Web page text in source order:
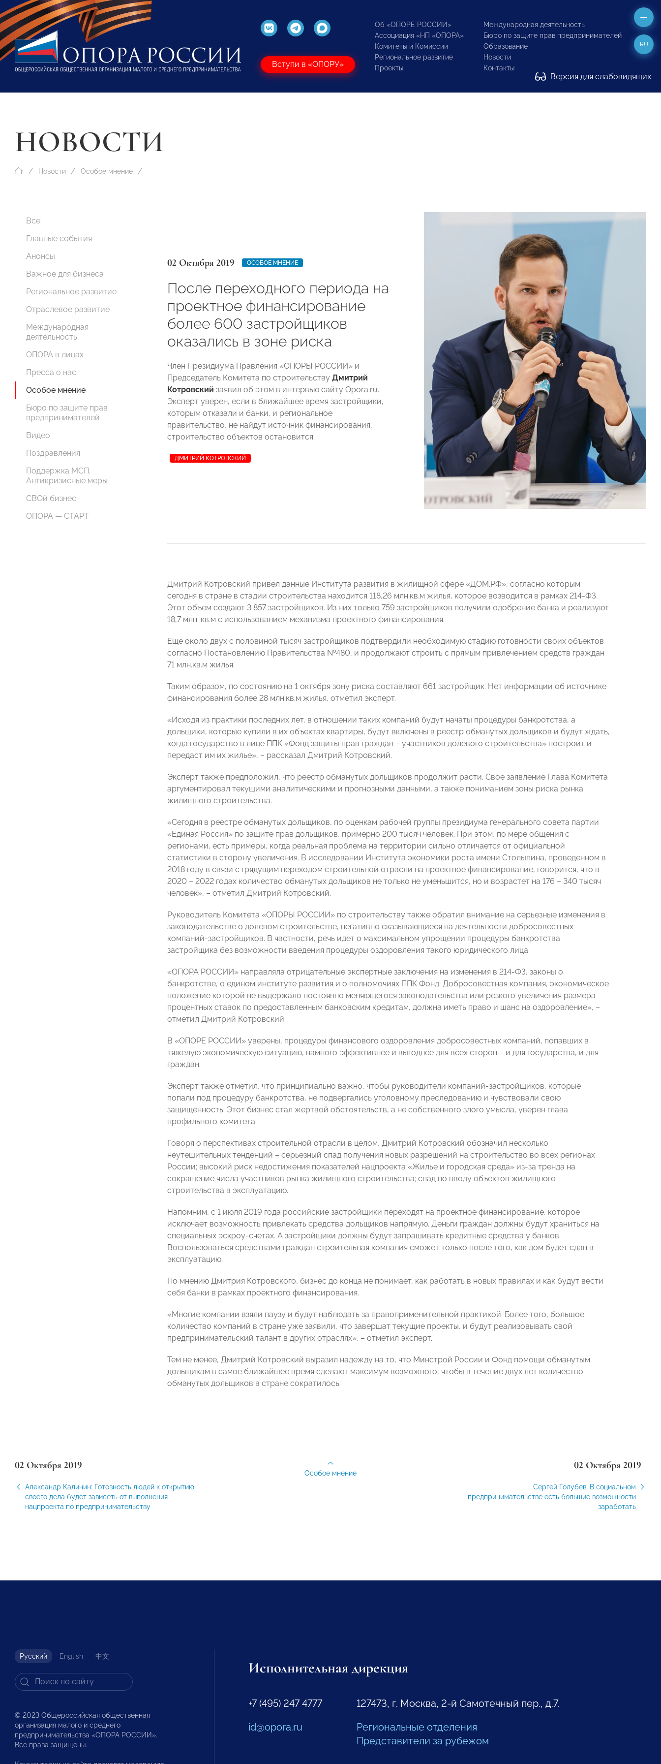
Вступи в «ОПОРУ»
Об «ОПОРЕ РОССИИ»
Ассоциация «НП «ОПОРА»
Комитеты и Комиссии
Региональное развитие
Проекты
Международная деятельность
Бюро по защите прав предпринимателей
Образование
Новости
Контакты
Версия для слабовидящих
RU
НОВОСТИ
Новости Особое мнение
Все
Главные события
Анонсы
Важное для бизнеса
Региональное развитие
Отраслевое развитие
Международная
деятельность
ОПОРА в лицах
Пресса о нас
Особое мнение
Бюро по защите прав
предпринимателей
Видео
Поздравления
Поддержка МСП.
Антикризисные меры
СВОй бизнес
ОПОРА — СТАРТ
02 Октября 2019 ОСОБОЕ МНЕНИЕ
После переходного периода на
проектное финансирование
более 600 застройщиков
оказались в зоне риска
Член Президиума Правления «ОПОРЫ РОССИИ» и
Председатель Комитета по строительству Дмитрий
Котровский заявил об этом в интервью сайту Opora.ru.
Эксперт уверен, если в ближайшее время застройщики,
которым отказали и банки, и региональное
правительство, не найдут источник финансирования,
строительство объектов остановится.
ДМИТРИЙ КОТРОВСКИЙ
Дмитрий Котровский привел данные Института развития в жилищной сфере «ДОМ.РФ», согласно которым
сегодня в стране в стадии строительства находится 118,26 млн.кв.м жилья, которое возводится в рамках 214-ФЗ.
Этот объем создают 3 857 застройщиков. Из них только 759 застройщиков получили одобрение банка и реализуют
18,7 млн. кв.м с использованием механизма проектного финансирования.
Еще около двух с половиной тысяч застройщиков подтвердили необходимую стадию готовности своих объектов
согласно Постановлению Правительства №480, и продолжают строить с прямым привлечением средств граждан
71 млн.кв.м жилья.
Таким образом, по состоянию на 1 октября зону риска составляют 661 застройщик. Нет информации об источнике
финансирования более 28 млн.кв.м жилья, отметил эксперт.
«Исходя из практики последних лет, в отношении таких компаний будут начаты процедуры банкротства, а
дольщики, которые купили в их объектах квартиры, будут включены в реестр обманутых дольщиков и будут ждать,
когда государство в лице ППК «Фонд защиты прав граждан – участников долевого строительства» построит и
передаст им их жилье», – рассказал Дмитрий Котровский.
Эксперт также предположил, что реестр обманутых дольщиков продолжит расти. Свое заявление Глава Комитета
аргументировал текущими аналитическими и прогнозными данными, а также пониманием зоны риска рынка
жилищного строительства.
«Сегодня в реестре обманутых дольщиков, по оценкам рабочей группы президиума генерального совета партии
«Единая Россия» по защите прав дольщиков, примерно 200 тысяч человек. При этом, по мере общения с
регионами, есть примеры, когда реальная проблема на территории сильно отличается от официальной
статистики в сторону увеличения. В исследовании Института экономики роста имени Столыпина, проведенном в
2018 году в связи с грядущим переходом строительной отрасли на проектное финансирование, говорится, что в
2020 – 2022 годах количество обманутых дольщиков не только не уменьшится, но и возрастет на 176 – 340 тысяч
человек», – отметил Дмитрий Котровский.
Руководитель Комитета «ОПОРЫ РОССИИ» по строительству также обратил внимание на серьезные изменения в
законодательстве о долевом строительстве, негативно сказывающиеся на деятельности добросовестных
компаний-застройщиков. В частности, речь идет о максимальном упрощении процедуры банкротства
застройщика без возможности введения процедуры оздоровления такого юридического лица.
«ОПОРА РОССИИ» направляла отрицательные экспертные заключения на изменения в 214-ФЗ, законы о
банкротстве, о едином институте развития и о полномочиях ППК Фонд. Добросовестная компания, экономическое
положение которой не выдержало постоянно меняющегося законодательства или резкого увеличения размера
процентных ставок по предоставленным банковским кредитам, должна иметь право и шанс на оздоровление», –
отметил Дмитрий Котровский.
В «ОПОРЕ РОССИИ» уверены, процедуры финансового оздоровления добросовестных компаний, попавших в
тяжелую экономическую ситуацию, намного эффективнее и выгоднее для всех сторон – и для государства, и для
граждан.
Эксперт также отметил, что принципиально важно, чтобы руководители компаний-застройщиков, которые
попали под процедуру банкротства, не подвергались уголовному преследованию и чувствовали свою
защищенность. Этот бизнес стал жертвой обстоятельств, а не собственного злого умысла, уверен глава
профильного комитета.
Говоря о перспективах строительной отрасли в целом, Дмитрий Котровский обозначил несколько
неутешительных тенденций – серьезный спад получения новых разрешений на строительство во всех регионах
России; высокий риск недостижения показателей нацпроекта «Жилье и городская среда» из-за тренда на
сокращение числа участников рынка жилищного строительства; спад по вводу объектов жилищного
строительства в эксплуатацию.
Напомним, с 1 июля 2019 года российские застройщики переходят на проектное финансирование, которое
исключает возможность привлекать средства дольщиков напрямую. Деньги граждан должны будут храниться на
специальных эскроу-счетах. А застройщики должны будут запрашивать кредитные средства у банков.
Воспользоваться средствами граждан строительная компания сможет только после того, как дом будет сдан в
эксплуатацию.
По мнению Дмитрия Котровского, бизнес до конца не понимает, как работать в новых правилах и как будут вести
себя банки в рамках проектного финансирования.
«Многие компании взяли паузу и будут наблюдать за правоприменительной практикой. Более того, большое
количество компаний в стране уже заявили, что завершат текущие проекты, и будут реализовывать свой
предпринимательский талант в других отраслях», – отметил эксперт.
Тем не менее, Дмитрий Котровский выразил надежду на то, что Минстрой России и Фонд помощи обманутым
дольщикам в самое ближайшее время сделают максимум возможного, чтобы в течение двух лет количество
обманутых дольщиков в стране сократилось.
02 Октября 2019
Александр Калинин: Готовность людей к открытию
своего дела будет зависеть от выполнения
нацпроекта по предпринимательству
02 Октября 2019
Сергей Голубев: В социальном
предпринимательстве есть большие возможности
заработать
Особое мнение
Русский English 中文
© 2023 Общероссийская общественная
организация малого и среднего
предпринимательства «ОПОРА РОССИИ».
Все права защищены.
Исполнительная дирекция
+7 (495) 247 4777
id@opora.ru
127473, г. Москва, 2-й Самотечный пер., д.7.
Региональные отделения
Представители за рубежом